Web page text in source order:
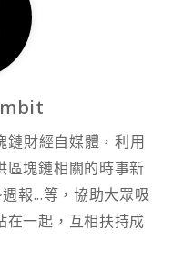
財經自媒體，利用
區塊鏈相關的時事新
報...等，協助大眾吸
在一起，互相扶持成